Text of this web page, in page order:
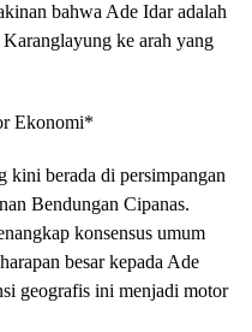
bahwa Ade Idar adalah
ke arah yang
Ekonomi*
kini berada di persimpangan
Bendungan Cipanas.
konsensus umum
besar kepada Ade
geografis ini menjadi motor